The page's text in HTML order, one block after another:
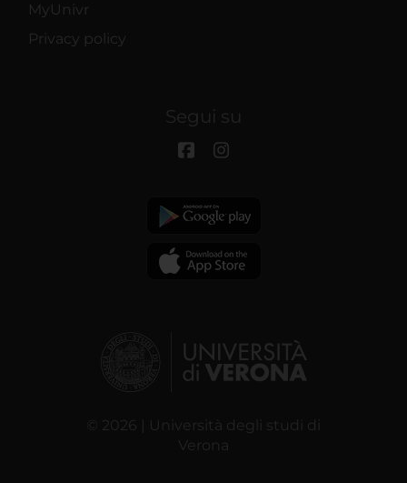
MyUnivr
Privacy policy
Segui su
© 2026 | Università degli studi di
Verona